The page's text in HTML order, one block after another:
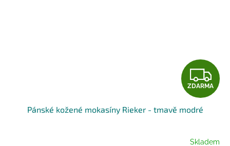
Z
D
R
ZDARMA
Pánské kožené mokasíny Rieker - tmavě modré
Skladem